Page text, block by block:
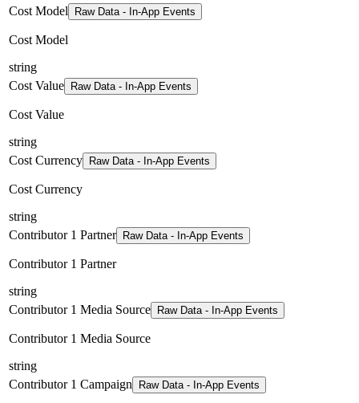
Cost Model
Raw Data - In-App Events
Cost Model
string
Cost Value
Raw Data - In-App Events
Cost Value
string
Cost Currency
Raw Data - In-App Events
Cost Currency
string
Contributor 1 Partner
Raw Data - In-App Events
Contributor 1 Partner
string
Contributor 1 Media Source
Raw Data - In-App Events
Contributor 1 Media Source
string
Contributor 1 Campaign
Raw Data - In-App Events